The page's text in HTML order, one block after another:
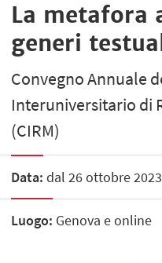
La metafora
generi
Convegno Annuale
Interuniversitario di
(CIRM)
Data: dal 26 ottobre
Luogo: Genova e online